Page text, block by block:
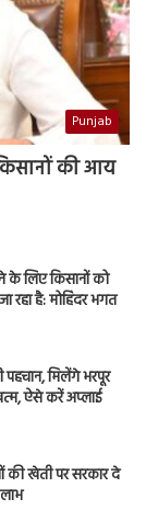
Punjab
की आय
के लिए किसानों को
रहा है: मोहिंदर भगत
मिलेंगे भरपूर
ऐसे करें अप्लाई
खेती पर सरकार दे